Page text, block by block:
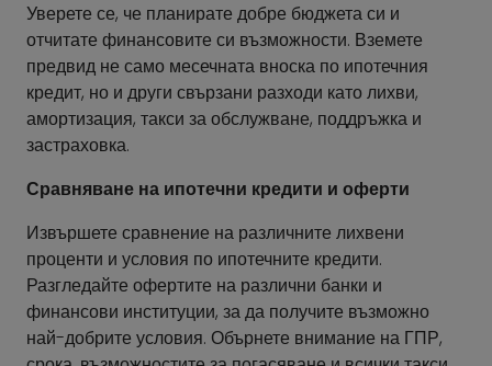
Уверете се, че планирате добре бюджета си и
отчитате финансовите си възможности. Вземете
предвид не само месечната вноска по ипотечния
кредит, но и други свързани разходи като лихви,
амортизация, такси за обслужване, поддръжка и
застраховка.
Сравняване на ипотечни кредити и оферти
Извършете сравнение на различните лихвени
проценти и условия по ипотечните кредити.
Разгледайте офертите на различни банки и
финансови институции, за да получите възможно
най-добрите условия. Обърнете внимание на ГПР,